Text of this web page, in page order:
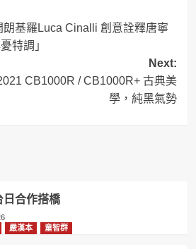
基羅Luca Cinalli 創意詮釋唐寧
特調」
Next:
CB1000R / CB1000R+ 古典美
學，純黑氣勢
日合作搭橋
嚴漢本 童智群